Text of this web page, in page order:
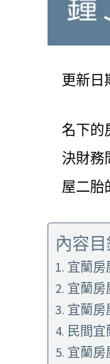
更新日
名下的
決財務
屋二胎
內容
宜蘭房
宜蘭房
宜蘭房
民間
宜蘭房